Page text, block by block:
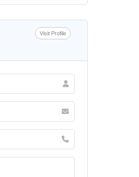
Visit Profile